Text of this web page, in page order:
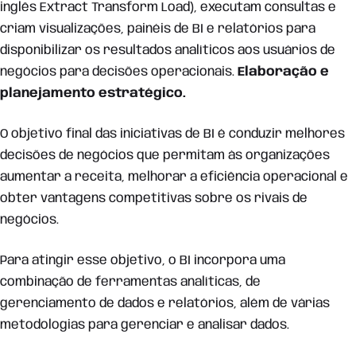
inglês Extract Transform Load), executam consultas e
criam visualizações, painéis de BI e relatórios para
disponibilizar os resultados analíticos aos usuários de
negócios para decisões operacionais. Elaboração e
planejamento estratégico.
O objetivo final das iniciativas de BI é conduzir melhores
decisões de negócios que permitam às organizações
aumentar a receita, melhorar a eficiência operacional e
obter vantagens competitivas sobre os rivais de
negócios.
Para atingir esse objetivo, o BI incorpora uma
combinação de ferramentas analíticas, de
gerenciamento de dados e relatórios, além de várias
metodologias para gerenciar e analisar dados.